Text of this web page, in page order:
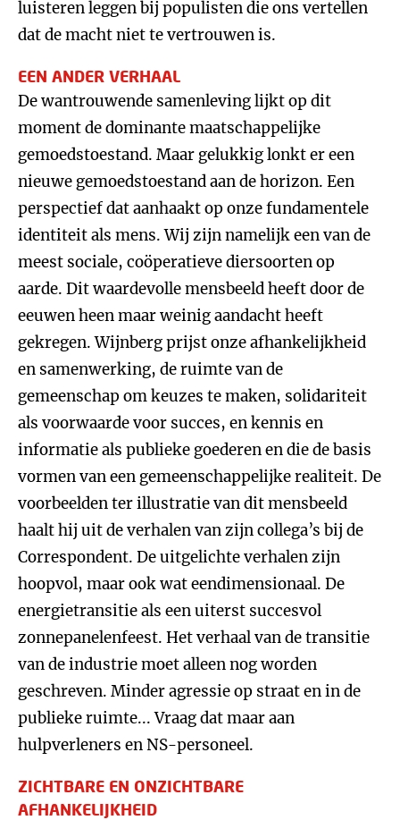
luisteren leggen bij populisten die ons vertellen
dat de macht niet te vertrouwen is.
EEN ANDER VERHAAL
De wantrouwende samenleving lijkt op dit
moment de dominante maatschappelijke
gemoedstoestand. Maar gelukkig lonkt er een
nieuwe gemoedstoestand aan de horizon. Een
perspectief dat aanhaakt op onze fundamentele
identiteit als mens. Wij zijn namelijk een van de
meest sociale, coöperatieve diersoorten op
aarde. Dit waardevolle mensbeeld heeft door de
eeuwen heen maar weinig aandacht heeft
gekregen. Wijnberg prijst onze afhankelijkheid
en samenwerking, de ruimte van de
gemeenschap om keuzes te maken, solidariteit
als voorwaarde voor succes, en kennis en
informatie als publieke goederen en die de basis
vormen van een gemeenschappelijke realiteit. De
voorbeelden ter illustratie van dit mensbeeld
haalt hij uit de verhalen van zijn collega’s bij de
Correspondent. De uitgelichte verhalen zijn
hoopvol, maar ook wat eendimensionaal. De
energietransitie als een uiterst succesvol
zonnepanelenfeest. Het verhaal van de transitie
van de industrie moet alleen nog worden
geschreven. Minder agressie op straat en in de
publieke ruimte... Vraag dat maar aan
hulpverleners en NS-personeel.
ZICHTBARE EN ONZICHTBARE
AFHANKELIJKHEID